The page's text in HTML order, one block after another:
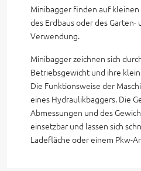
Minibagger finden auf
des Erdbaus oder des Garten-
Verwendung.
Minibagger zeichnen sich
Betriebsgewicht und ihre
Die Funktionsweise der
eines Hydraulikbaggers. Die
Abmessungen und des
einsetzbar und lassen sich
Ladefläche oder einem Pkw-